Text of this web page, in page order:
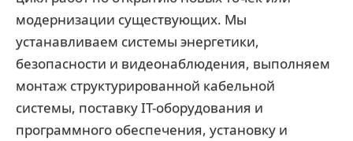
модернизации существующих. Мы
устанавливаем системы энергетики,
безопасности и видеонаблюдения, выполняем
монтаж структурированной кабельной
системы, поставку IT-оборудования и
программного обеспечения, установку и